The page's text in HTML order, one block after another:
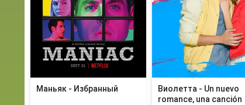
Маньяк - Избранный
Виолетта - Un nuevo
romance, una canción